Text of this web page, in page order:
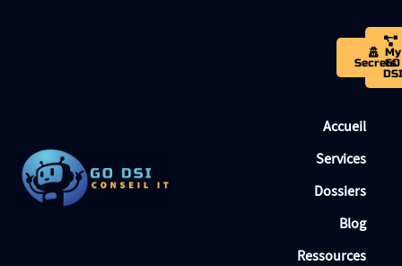
Secrets
My
GO
DSI
Accueil
Services
Dossiers
Blog
Ressources